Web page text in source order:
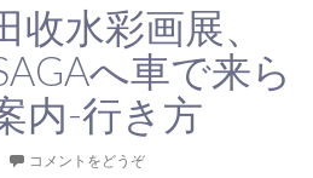
水彩画展、
へ車で来ら
内-行き方
コメントをどうぞ